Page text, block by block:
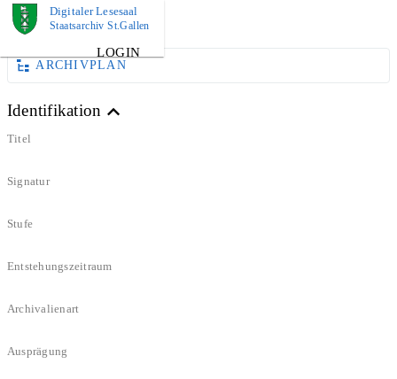
Digitaler Lesesaal
Staatsarchiv St.Gallen
LOGIN
DOKUMENT
ARCHIVPLAN
Identifikation
Titel
Signatur
Stufe
Entstehungszeitraum
Archivalienart
Ausprägung